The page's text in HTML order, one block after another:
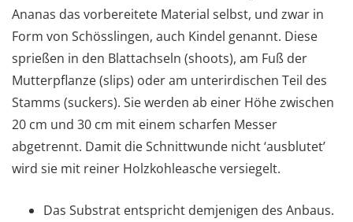
Ananas das vorbereitete Material selbst, und zwar in
Form von Schösslingen, auch Kindel genannt. Diese
sprießen in den Blattachseln (shoots), am Fuß der
Mutterpflanze (slips) oder am unterirdischen Teil des
Stamms (suckers). Sie werden ab einer Höhe zwischen
20 cm und 30 cm mit einem scharfen Messer
abgetrennt. Damit die Schnittwunde nicht ‘ausblutet’
wird sie mit reiner Holzkohleasche versiegelt.
Das Substrat entspricht demjenigen des Anbaus.